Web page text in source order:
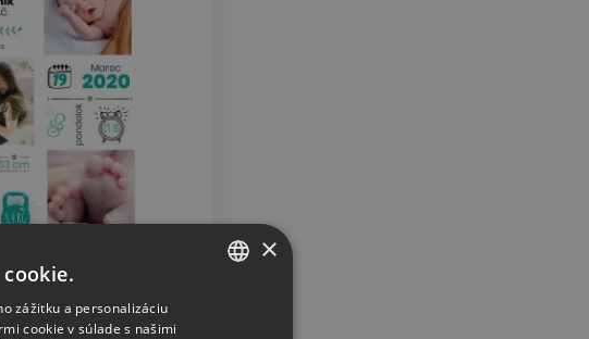
doska Narodenie
chlapca
×
zážitku a personalizáciu
cookie v súlade s našimi